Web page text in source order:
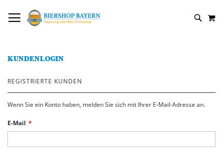
ZUM
INHALT
KUNDENLOGIN
REGISTRIERTE KUNDEN
Wenn Sie ein Konto haben, melden Sie sich mit Ihrer E-Mail-Adresse an.
E-Mail